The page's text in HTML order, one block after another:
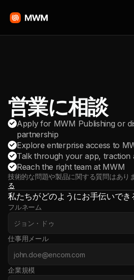
営業に相談
Apply for MWM Publishing or
partnership
Explore enterprise access to
Talk through your app, traction
Reach the right team at MWM
技術的な問題や製品に関する質問はあり
る
私たちがどのようにお手伝いで
Website
フルネーム
仕事用メール
企業規模